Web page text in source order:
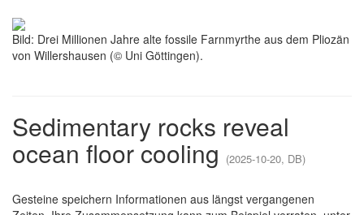
Bild: Drei Millionen Jahre alte fossile Farnmyrthe aus dem Pliozän
von Willershausen (© Uni Göttingen).
Sedimentary rocks reveal
ocean floor cooling (2025-10-20, DB)
Gesteine speichern Informationen aus längst vergangenen